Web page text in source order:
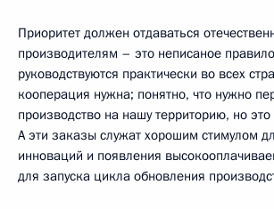
Приоритет должен отдаваться
производителям – это неписаное
руководствуются практически во всех
кооперация нужна; понятно, что нужно
производство на нашу территорию, но
А эти заказы служат хорошим стимулом
инноваций и появления
для запуска цикла обновления